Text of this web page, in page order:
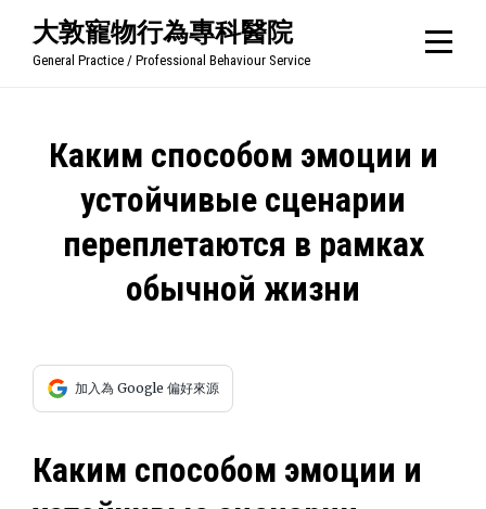
大敦寵物行為專科醫院
General Practice / Professional Behaviour Service
Каким способом эмоции и
устойчивые сценарии
переплетаются в рамках
обычной жизни
加入為 Google 偏好來源
Каким способом эмоции и
文